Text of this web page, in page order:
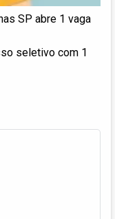
SP abre 1 vaga
seletivo com 1